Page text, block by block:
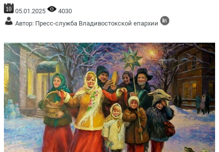
05.01.2025
4030
Автор: Пресс-служба Владивостокской епархии